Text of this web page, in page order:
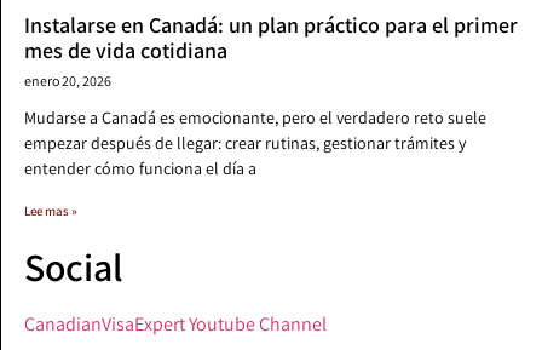
Instalarse en Canadá: un plan práctico para el primer
mes de vida cotidiana
enero 20, 2026
Mudarse a Canadá es emocionante, pero el verdadero reto suele
empezar después de llegar: crear rutinas, gestionar trámites y
entender cómo funciona el día a
Lee mas »
Social
CanadianVisaExpert Youtube Channel